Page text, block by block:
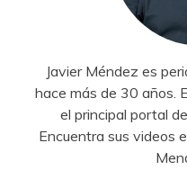
Javier Méndez es
hace más de 30 años.
el principal portal
Encuentra sus videos